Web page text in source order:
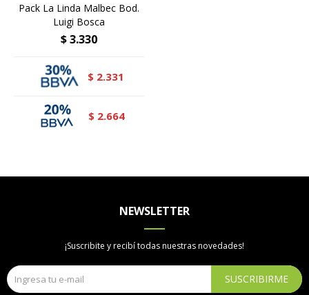
Pack La Linda Malbec Bod.
Luigi Bosca
$3.330
$ 2.331
$ 2.664
NEWSLETTER
¡Suscribite y recibí todas nuestras novedades!
SUSCRIBIRME